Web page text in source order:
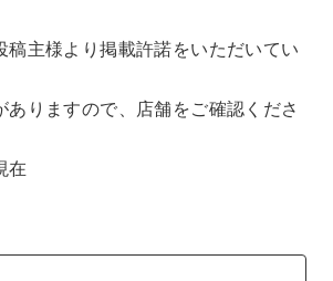
稿主様より掲載許諾をいただいてい
ありますので、店舗をご確認くださ
在